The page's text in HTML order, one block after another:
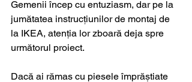
Gemenii încep cu entuziasm, dar pe la
jumătatea instrucțiunilor de montaj de
la IKEA, atenția lor zboară deja spre
următorul proiect.
Dacă ai rămas cu piesele împrăștiate